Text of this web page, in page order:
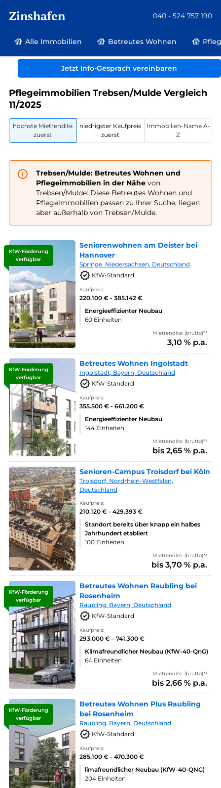
Zinshafen 040 - 524 757 190
Alle Immobilien Betreutes Wohnen
Jetzt Info-Gespräch vereinbaren
Betreutes Wohnen und Pflegeimmobilien Deutschland
Pflegeimmobilien Trebsen/Mulde Vergleich
11/2025
höchste Mietrendite
zuerst
niedrigster Kaufpreis
zuerst
Immobilien-Name A-
Z
Trebsen/Mulde: Betreutes Wohnen und
Pflegeimmobilien in der Nähevon
Trebsen/Mulde: Diese Betreutes Wohnen und
Pflegeimmobilien passen zu Ihrer Suche, liegen
aber außerhalb von Trebsen/Mulde.
KfW-Förderung
verfügbar
Seniorenwohnen am Deister bei
Hannover
Springe, Niedersachsen, Deutschland
KfW-Standard
Kaufpreis:
220.100 € - 385.142 €
Energieeffizienter Neubau
60 Einheiten
Mietrendite: (brutto)*¹
3,10 % p.a.
KfW-Förderung
verfügbar
Betreutes Wohnen Ingolstadt
Ingolstadt, Bayern, Deutschland
KfW-Standard
Kaufpreis:
355.500 € - 661.200 €
Energieeffizienter Neubau
144 Einheiten
Mietrendite: (brutto)*¹
bis 2,65 % p.a.
Senioren-Campus Troisdorf bei Köln
Troisdorf, Nordrhein-Westfalen,
Deutschland
Kaufpreis:
210.120 € - 429.393 €
Standort bereits über knapp ein halbes
Jahrhundert etabliert
100 Einheiten
Mietrendite: (brutto)*¹
bis 3,70 % p.a.
KfW-Förderung
verfügbar
Betreutes Wohnen Raubling bei
Rosenheim
Raubling. Bayern, Deutschland
KfW-Standard
Kaufpreis:
293.000 € – 741.300 €
Klimafreundlicher Neubau (KfW-40-QnG)
64 Einheiten
Mietrendite: (brutto)*¹
bis 2,66 % p.a.
KfW-Förderung
verfügbar
Betreutes Wohnen Plus Raubling
bei Rosenheim
Raubling. Bayern, Deutschland
KfW-Standard
Kaufpreis:
285.100 € - 470.300 €
limafreundlicher Neubau (KfW-40-QNG)
204 Einheiten